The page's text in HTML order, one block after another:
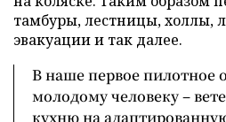
тамбуры, лестницы, холлы,
эвакуации и так далее.
В наше первое пилотное
молодому человеку –
кухню на